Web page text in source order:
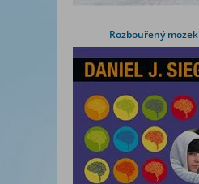
Rozbouřený mozek